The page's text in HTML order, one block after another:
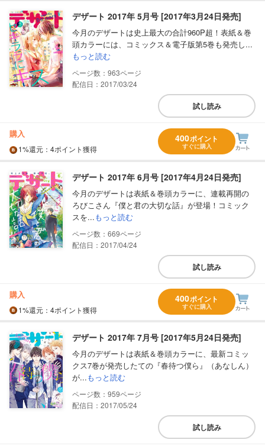
デザート 2017年 5月号 [2017年3月24日発売]
今月のデザートは史上最大の合計960P超！表紙＆巻
頭カラーには、コミックス＆電子版第5巻も発売し...
もっと読む
963
配信日：2017/03/24
試し読み
購入
1%還元 ：4ポイント獲得
400ポイント
すぐに購入
デザート 2017年 6月号 [2017年4月24日発売]
今月のデザートは表紙＆巻頭カラーに、連載再開の
ろびこさん『僕と君の大切な話』が登場！コミック
スを...もっと読む
669
配信日：2017/04/24
試し読み
購入
1%還元 ：4ポイント獲得
400ポイント
すぐに購入
デザート 2017年 7月号 [2017年5月24日発売]
今月のデザートは表紙＆巻頭カラーに、最新コミッ
クス7巻が発売したての『春待つ僕ら』（あなしん）
が...もっと読む
959
配信日：2017/05/24
試し読み